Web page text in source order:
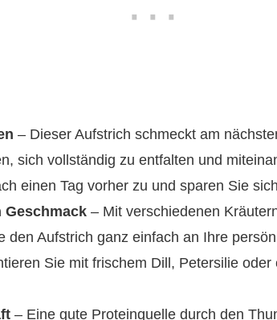
– Dieser Aufstrich schmeckt am
sich vollständig zu entfalten und
einen Tag vorher zu und sparen Sie
Geschmack – Mit verschiedenen
den Aufstrich ganz einfach an Ihre
Sie mit frischem Dill, Petersilie
– Eine gute Proteinquelle durch den